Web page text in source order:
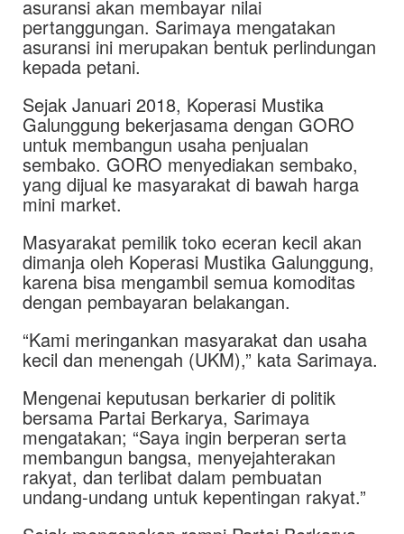
asuransi akan membayar nilai
pertanggungan. Sarimaya mengatakan
asuransi ini merupakan bentuk perlindungan
kepada petani.
Sejak Januari 2018, Koperasi Mustika
Galunggung bekerjasama dengan GORO
untuk membangun usaha penjualan
sembako. GORO menyediakan sembako,
yang dijual ke masyarakat di bawah harga
mini market.
Masyarakat pemilik toko eceran kecil akan
dimanja oleh Koperasi Mustika Galunggung,
karena bisa mengambil semua komoditas
dengan pembayaran belakangan.
“Kami meringankan masyarakat dan usaha
kecil dan menengah (UKM),” kata Sarimaya.
Mengenai keputusan berkarier di politik
bersama Partai Berkarya, Sarimaya
mengatakan; “Saya ingin berperan serta
membangun bangsa, menyejahterakan
rakyat, dan terlibat dalam pembuatan
undang-undang untuk kepentingan rakyat.”